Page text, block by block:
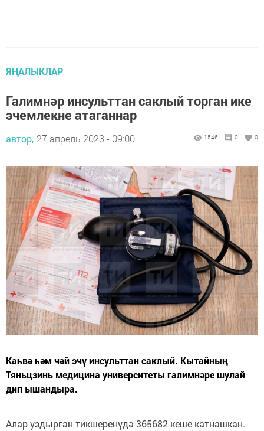
ЯҢАЛЫКЛАР
Галимнәр инсульттан саклый торган ике
эчемлекне атаганнар
автор, 27 апрель 2023 - 09:00 1546 0 0
Каһвә һәм чәй эчү инсульттан саклый. Кытайның
Тяньцзинь медицина университеты галимнәре шулай
дип ышандыра.
Алар уздырган тикшеренүдә 365682 кеше катнашкан.